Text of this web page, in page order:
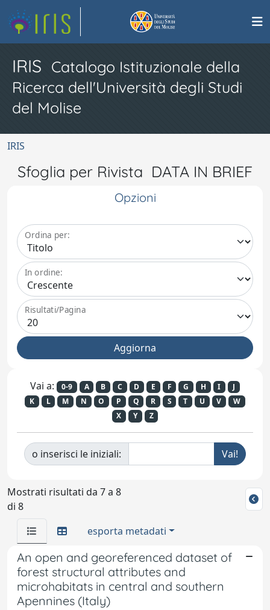
IRIS Catalogo Istituzionale della
Ricerca dell'Università degli Studi
del Molise
IRIS
Sfoglia per Rivista DATA IN BRIEF
Opzioni
Ordina per:
In ordine:
Risultati/Pagina
Vai a: 0-9 A B C D E F G H I
J
K
L M N O P Q R S T U V
W
X
Y Z
o inserisci le iniziali:
Mostrati risultati da 7 a 8
di 8
esporta metadati
An open and georeferenced dataset of
forest structural attributes and
microhabitats in central and southern
Apennines (Italy)